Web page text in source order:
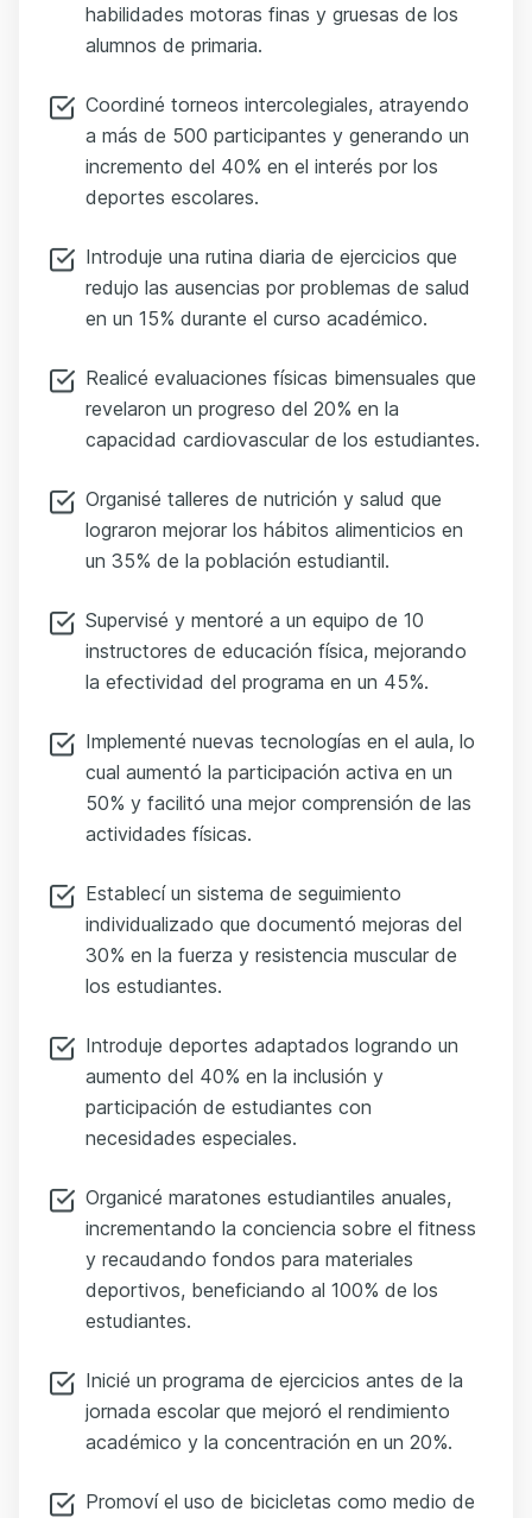
habilidades motoras finas y gruesas de los
alumnos de primaria.
Coordiné torneos intercolegiales, atrayendo
a más de 500 participantes y generando un
incremento del 40% en el interés por los
deportes escolares.
Introduje una rutina diaria de ejercicios que
redujo las ausencias por problemas de salud
en un 15% durante el curso académico.
Realicé evaluaciones físicas bimensuales que
revelaron un progreso del 20% en la
capacidad cardiovascular de los estudiantes.
Organisé talleres de nutrición y salud que
lograron mejorar los hábitos alimenticios en
un 35% de la población estudiantil.
Supervisé y mentoré a un equipo de 10
instructores de educación física, mejorando
la efectividad del programa en un 45%.
Implementé nuevas tecnologías en el aula, lo
cual aumentó la participación activa en un
50% y facilitó una mejor comprensión de las
actividades físicas.
Establecí un sistema de seguimiento
individualizado que documentó mejoras del
30% en la fuerza y resistencia muscular de
los estudiantes.
Introduje deportes adaptados logrando un
aumento del 40% en la inclusión y
participación de estudiantes con
necesidades especiales.
Organicé maratones estudiantiles anuales,
incrementando la conciencia sobre el fitness
y recaudando fondos para materiales
deportivos, beneficiando al 100% de los
estudiantes.
Inicié un programa de ejercicios antes de la
jornada escolar que mejoró el rendimiento
académico y la concentración en un 20%.
Promoví el uso de bicicletas como medio de